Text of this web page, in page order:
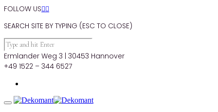
FOLLOW US
SEARCH SITE BY TYPING (ESC TO CLOSE)
Ermlander Weg 3 | 30453 Hannover
+49 1522 – 344 6527